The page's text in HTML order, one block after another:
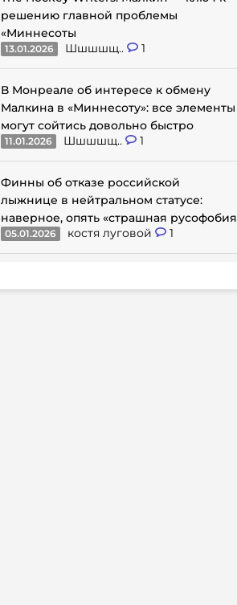
решению главной проблемы
«Миннесоты
13.01.2026 Шшшшщ.. 1
В Монреале об интересе к обмену
Малкина в «Миннесоту»: все элементы
могут сойтись довольно быстро
11.01.2026 Шшшшщ.. 1
Финны об отказе российской
лыжнице в нейтральном статусе:
наверное, опять «страшная русофобия
05.01.2026 костя луговой 1